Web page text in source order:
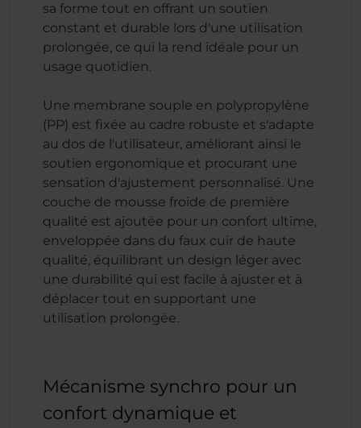
sa forme tout en offrant un soutien
constant et durable lors d'une utilisation
prolongée, ce qui la rend idéale pour un
usage quotidien.
Une membrane souple en polypropylène
(PP) est fixée au cadre robuste et s'adapte
au dos de l'utilisateur, améliorant ainsi le
soutien ergonomique et procurant une
sensation d'ajustement personnalisé. Une
couche de mousse froide de première
qualité est ajoutée pour un confort ultime,
enveloppée dans du faux cuir de haute
qualité, équilibrant un design léger avec
une durabilité qui est facile à ajuster et à
déplacer tout en supportant une
utilisation prolongée.
Mécanisme synchro pour un
confort dynamique et